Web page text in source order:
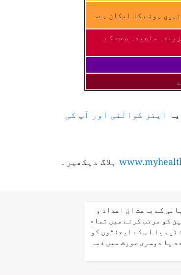
ہونے کا امکان ہے.
سنجیدہ صحت کے
یا
ایئر کوالٹی اور آپ کی
بلاگ دیکھیں۔
کے باعث ان اعداد و
کو مرتب کرنے میں تمام
ٹیم یا اس کے ایجنٹوں کو
یا دوسری صورت میں ذمہ